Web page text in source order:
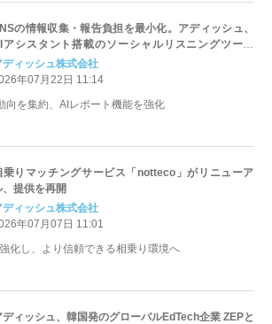
の情報収集・報告負担を最小化。アディッシュ、
アシスタント搭載のソーシャルリスニングツール
SignalHive」を刷新
ディッシュ株式会社
年07月22日 11:14
向を集約、AIレポート機能を強化
乗りマッチングサービス「notteco」がリニューア
、提供を再開
ディッシュ株式会社
年07月07日 11:01
化し、より信頼できる相乗り環境へ
ディッシュ、韓国発のグローバルEdTech企業 ZEPと